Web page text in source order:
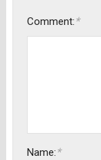
Comment:*
Name:*